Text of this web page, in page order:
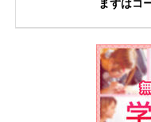
まずはコ